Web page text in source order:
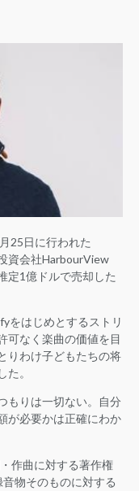
25日に行われた
資会社HarbourView
定1億ドルで売却した
をはじめとするストリ
可なく楽曲の価値を目
りわけ子どもたちの将
。
もりは一切ない。自分
が必要かは正確にわか
作曲に対する著作権
物そのものに対する